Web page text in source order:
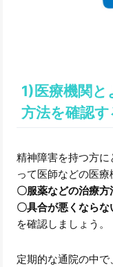
1)医療機関
方法を確認す
精神障害を持つ方
って医師などの医療
〇服薬などの治療
〇具合が悪くなら
を確認しましょう。
定期的な通院の中